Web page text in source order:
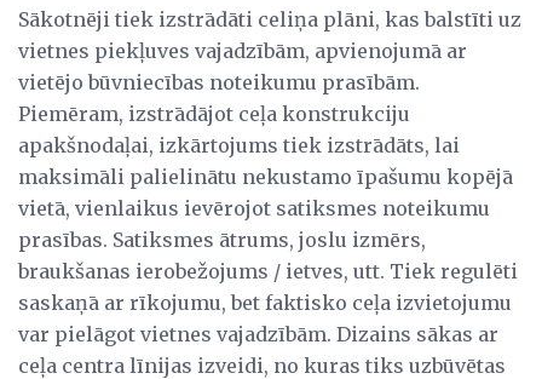
Sākotnēji tiek izstrādāti celiņa plāni, kas balstīti uz
vietnes piekļuves vajadzībām, apvienojumā ar
vietējo būvniecības noteikumu prasībām.
Piemēram, izstrādājot ceļa konstrukciju
apakšnodaļai, izkārtojums tiek izstrādāts, lai
maksimāli palielinātu nekustamo īpašumu kopējā
vietā, vienlaikus ievērojot satiksmes noteikumu
prasības. Satiksmes ātrums, joslu izmērs,
braukšanas ierobežojums / ietves, utt. Tiek regulēti
saskaņā ar rīkojumu, bet faktisko ceļa izvietojumu
var pielāgot vietnes vajadzībām. Dizains sākas ar
ceļa centra līnijas izveidi, no kuras tiks uzbūvētas